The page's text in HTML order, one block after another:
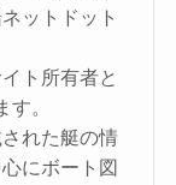
ットドット
ト所有者と
。
れた艇の情
にボート図